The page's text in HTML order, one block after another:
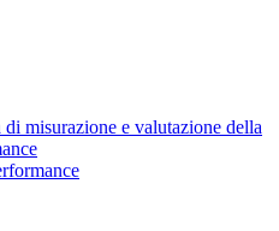
di misurazione e valutazione della